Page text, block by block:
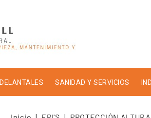
DELANTALES SANIDAD Y SERVICIOS